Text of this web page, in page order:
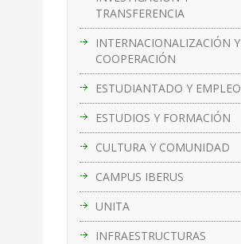
TRANSFERENCIA
INTERNACIONALIZACIÓN Y
COOPERACIÓN
ESTUDIANTADO Y EMPLEO
ESTUDIOS Y FORMACIÓN
CULTURA Y COMUNIDAD
CAMPUS IBERUS
UNITA
INFRAESTRUCTURAS